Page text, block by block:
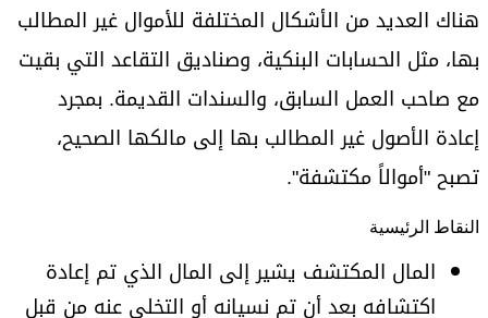
هناك العديد من الأشكال المختلفة للأموال غير المطالب
بها، مثل الحسابات البنكية، وصناديق التقاعد التي بقيت
مع صاحب العمل السابق، والسندات القديمة. بمجرد
إعادة الأصول غير المطالب بها إلى مالكها الصحيح،
تصبح "أموالاً مكتشفة".
النقاط الرئيسية
المال المكتشف يشير إلى المال الذي تم إعادة
اكتشافه بعد أن تم نسيانه أو التخلي عنه من قبل